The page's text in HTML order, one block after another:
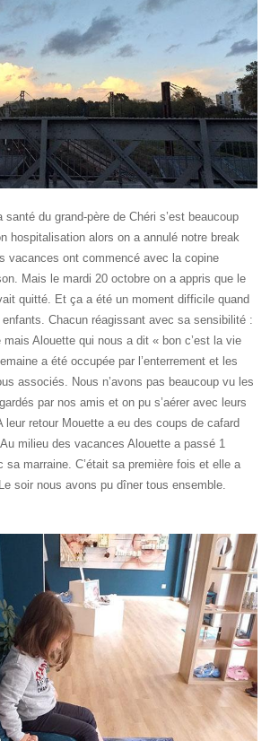
du grand-père de Chéri s’est beaucoup
hospitalisation alors on a annulé notre break
vacances ont commencé avec la copine
Mais le mardi 20 octobre on a appris que le
quitté. Et ça a été un moment difficile quand
Chacun réagissant avec sa sensibilité :
mais Alouette qui nous a dit « bon c’est la vie
a été occupée par l’enterrement et les
associés. Nous n’avons pas beaucoup vu les
par nos amis et on pu s’aérer avec leurs
leur retour Mouette a eu des coups de cafard
milieu des vacances Alouette a passé 1
sa marraine. C’était sa première fois et elle a
soir nous avons pu dîner tous ensemble.